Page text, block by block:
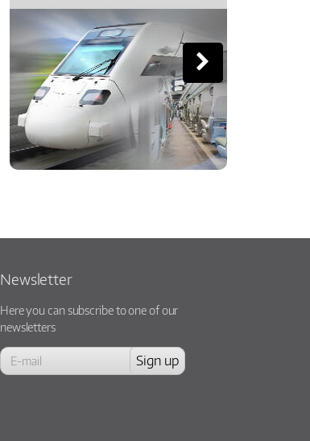
Newsletter
Here you can subscribe to one of our
newsletters